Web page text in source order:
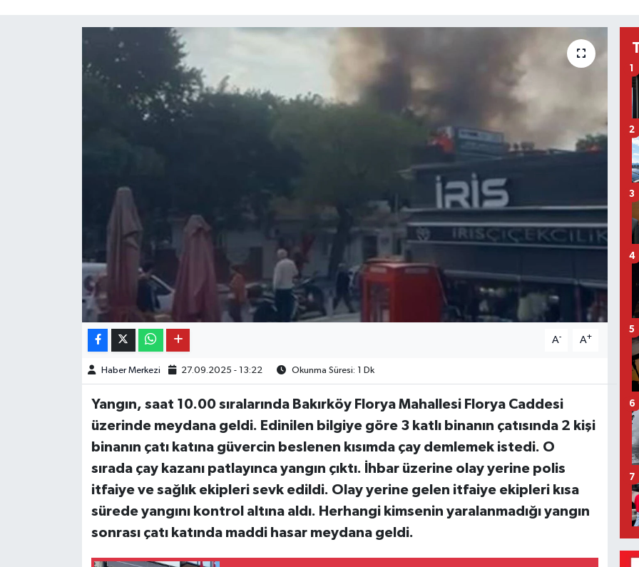
A- A+
Haber Merkezi 27.09.2025 - 13:22 Okunma Süresi: 1 Dk
Yangın, saat 10.00 sıralarında Bakırköy Florya Mahallesi Florya Caddesi
üzerinde meydana geldi. Edinilen bilgiye göre 3 katlı binanın çatısında 2 kişi
binanın çatı katına güvercin beslenen kısımda çay demlemek istedi. O
sırada çay kazanı patlayınca yangın çıktı. İhbar üzerine olay yerine polis
itfaiye ve sağlık ekipleri sevk edildi. Olay yerine gelen itfaiye ekipleri kısa
sürede yangını kontrol altına aldı. Herhangi kimsenin yaralanmadığı yangın
sonrası çatı katında maddi hasar meydana geldi.
1
2
3
4
5
6
7
OTO DETAY